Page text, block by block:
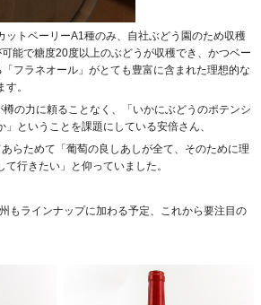
ットベーリーA1種のみ、自社ぶどう園のため収穫
能で糖度20度以上のぶどうが収穫でき、かつベー
フラネオール」がとても豊富に含まれた理想的な
。
の力に頼ることなく、「いかにぶどうのポテンシ
ということを課題にしている安倍さん、
らためて「葡萄の良しあしが全て、そのために理
行きたい」と仰っていました。
もラインナップに加わる予定、これから要注目の